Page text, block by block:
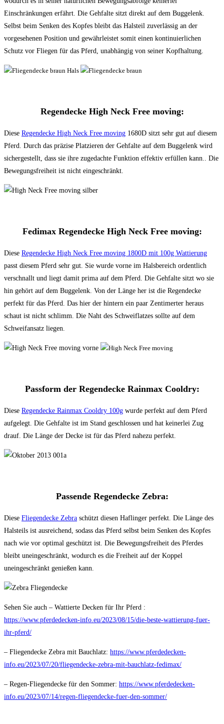
Einschränkungen erfährt. Die Gehfalte sitzt direkt auf dem Buggelenk.
Selbst beim Senken des Kopfes bleibt das Halsteil zuverlässig an der
vorgesehenen Position und gewährleistet somit einen kontinuierlichen
Schutz vor Fliegen für das Pferd, unabhängig von seiner Kopfhaltung.
Regendecke High Neck Free moving:
Diese Regendecke High Neck Free moving 1680D sitzt sehr gut auf diesem
Pferd. Durch das präzise Platzieren der Gehfalte auf dem Buggelenk wird
sichergestellt, dass sie ihre zugedachte Funktion effektiv erfüllen kann.. Die
Bewegungsfreiheit ist nicht eingeschränkt.
Fedimax Regendecke High Neck Free moving:
Diese Regendecke High Neck Free moving 1800D mit 100g Wattierung
passt diesem Pferd sehr gut. Sie wurde vorne im Halsbereich ordentlich
verschnallt und liegt damit prima auf dem Pferd. Die Gehfalte sitzt wo sie
hin gehört auf dem Buggelenk. Von der Länge her ist die Regendecke
perfekt für das Pferd. Das hier der hintern ein paar Zentimerter heraus
schaut ist nicht schlimm. Die Naht des Schweiflatzes sollte auf dem
Schweifansatz liegen.
Passform der Regendecke Rainmax Cooldry:
Diese Regendecke Rainmax Cooldry 100g wurde perfekt auf dem Pferd
aufgelegt. Die Gehfalte ist im Stand geschlossen und hat keinerlei Zug
drauf. Die Länge der Decke ist für das Pferd nahezu perfekt.
Passende Regendecke Zebra:
Diese Fliegendecke Zebra schützt diesen Haflinger perfekt. Die Länge des
Halsteils ist ausreichend, sodass das Pferd selbst beim Senken des Kopfes
nach wie vor optimal geschützt ist. Die Bewegungsfreiheit des Pferdes
bleibt uneingeschränkt, wodurch es die Freiheit auf der Koppel
uneingeschränkt genießen kann.
Sehen Sie auch – Wattierte Decken für Ihr Pferd :
https://www.pferdedecken-info.eu/2023/08/15/die-beste-wattierung-fuer-
ihr-pferd/
– Fliegendecke Zebra mit Bauchlatz: https://www.pferdedecken-
info.eu/2023/07/20/fliegendecke-zebra-mit-bauchlatz-fedimax/
– Regen-Fliegendecke für den Sommer: https://www.pferdedecken-
info.eu/2023/07/14/regen-fliegendecke-fuer-den-sommer/